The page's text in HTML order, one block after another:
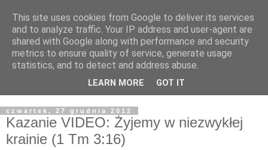
Żyjąc wiarą w REALNYM
świecie
Blog pastora Pawła Bartosika
czwartek, 27 grudnia 2012
Kazanie VIDEO: Żyjemy w niezwykłej
krainie (1 Tm 3:16)
This site uses cookies from Google to deliver its services
and to analyze traffic. Your IP address and user-agent are
shared with Google along with performance and security
metrics to ensure quality of service, generate usage
statistics, and to detect and address abuse.
LEARN MORE GOT IT